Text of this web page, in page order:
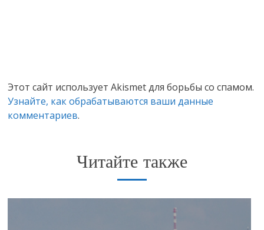
Этот сайт использует Akismet для борьбы со спамом.
Узнайте, как обрабатываются ваши данные
комментариев.
Читайте также